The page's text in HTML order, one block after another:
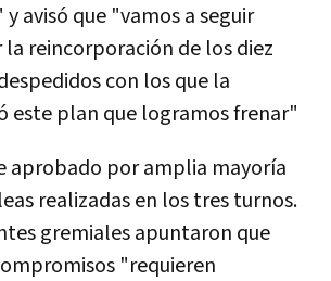
avisó que "vamos a seguir
reincorporación de los diez
con los que la
este plan que logramos frenar"
aprobado por amplia mayoría
realizadas en los tres turnos.
gremiales apuntaron que
"requieren